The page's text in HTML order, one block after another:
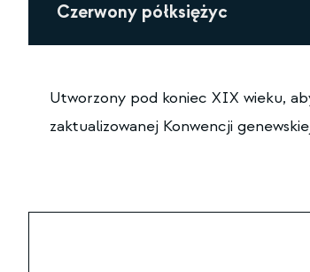
Czerwony półksiężyc
Utworzony pod koniec XIX wieku,
zaktualizowanej Konwencji